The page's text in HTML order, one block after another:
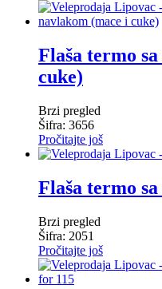
Flaša termo
cuke)
Brzi pregled
Šifra: 3656
Pročitajte još
Flaša termo
Brzi pregled
Šifra: 2051
Pročitajte još